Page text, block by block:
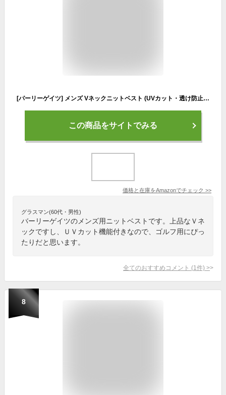
[パーリーゲイツ] メンズ Vネックニットベスト (UVカット・透け防止・遮熱) / ゴルフ / 053-3173201 120_ダークネイビー 4 [M]
この商品をサイトでみる
価格と在庫をAmazonでチェック >>
グラスマン(60代・男性)
バーリーゲイツのメンズ用ニットベストです。上品なＶネ
ックですし、ＵＶカット機能付きなので、ゴルフ用にぴっ
たりだと思います。
全てのおすすめコメント (1 件) >
8